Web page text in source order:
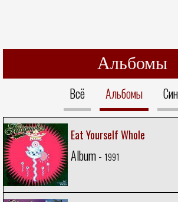
Альбомы
Всё Альбомы
Eat Yourself Whole
Album - 1991